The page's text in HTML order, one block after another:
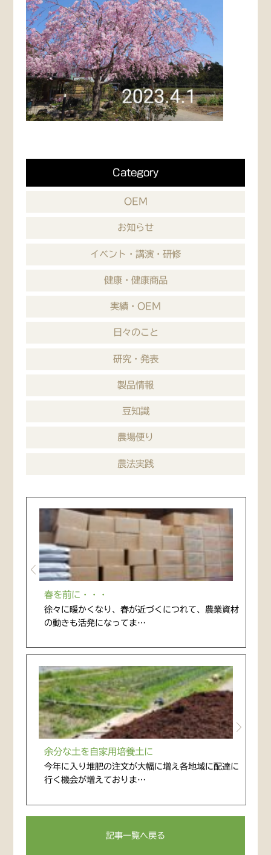
Category
OEM
お知らせ
イベント・講演・研修
健康・健康商品
実績・OEM
日々のこと
研究・発表
製品情報
豆知識
農場便り
農法実践
春を前に・・・
徐々に暖かくなり、春が近づくにつれて、農業資材
の動きも活発になってま…
余分な土を自家用培養土に
今年に入り堆肥の注文が大幅に増え各地域に配達に
行く機会が増えておりま…
記事一覧へ戻る